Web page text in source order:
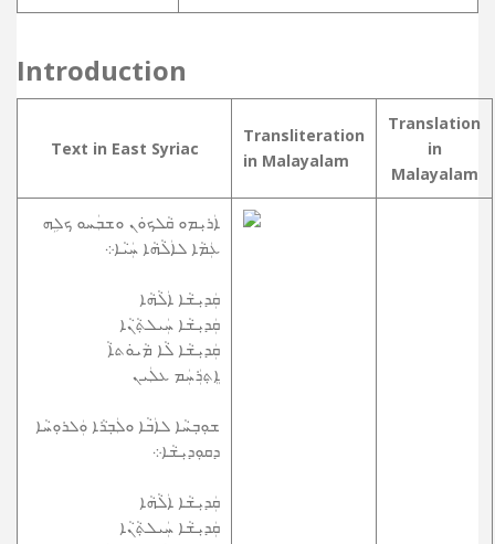
Introduction
Text in East Syriac
Transliteration
in Malayalam
Translation
in
Malayalam
ܐܲܪܝܼܡܘ ܩܵܠܟܘܿܢ ܘܫܒܲܚܘ ܟܠܹܗ
ܥܲܡܵܐ ܠܐܲܠܵܗܵܐ ܚܲܝܵܐ܀
ܩܲܕܝܼܫܵܐ ܐܲܠܵܗܵܐ
ܩܲܕܝܼܫܵܐ ܚܲܝܠܬ݂ܵܢܵܐ
ܩܲܕܝܼܫܵܐ ܠܵܐ ܡܵܝܘܿܬܐܵ
ܐܸܬ݂ܪܲܚܲܡ ܥܠܲܝܢ
ܫܘܼܒ݂ܚܵܐ ܠܐܲܒܵܐ ܘܠܲܒ݂ܪܵܐ ܘܲܠܪܘܼܚܵܐ
ܕܩܘܼܕܝܼܫܵܐ܀
ܩܲܕܝܼܫܵܐ ܐܲܠܵܗܵܐ
ܩܲܕܝܼܫܵܐ ܚܲܝܠܬ݂ܵܢܵܐ